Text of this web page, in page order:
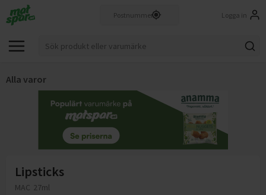
Logga in
Alla varor
Lipsticks
MAC 27ml